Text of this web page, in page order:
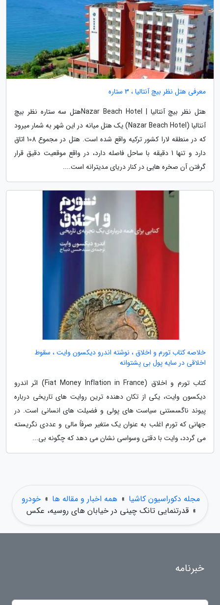
معرفی هتل نظر بیچ آنتالیا ، 3 ستاره
هتل نظر بیچ آنتالیا | Nazar Beach Hotelهتل سه ستاره نظر بیچ
آنتالیا (Nazar Beach Hotel) یک هتل میانه در این شهر به شمار میرود
که در منطقه لارا کشور ترکیه واقع شده است. هتل در مجموع 108 اتاق
دارد و تنها 1 دقیقه با ساحل فاصله دارد، در واقع موقعیت دقیق قرار
گرفتن آن صخره هایی در کنار دریای مدیترانه است....
خلاصه کتاب تورم و اخلاق ، نوشته اندرو دیکسون وایت ، سقوط
اخلاقی در سایه پول بی پشتوانه
کتاب تورم و اخلاق (Fiat Money Inflation in France) اثر اندرو
دیکسون وایت، یکی از تکان دهنده ترین روایت های تاریخی درباره
پیوند ناگسستنی سیاست های پولی و فضیلت های انسانی است. در
جهانی که تورم اغلب به عنوان یک متغیر صرفاً مالی و عددی نگریسته
می گردد، وایت با دقتی وسواسی نشان می دهد که چگونه بی...
مجله دکوراسیون کاشیا » همه اخبار و مقاله ها » خودرو
» قدرتنمایی تانک چینی در خیابان های روسیه، عکس
خبرنامه